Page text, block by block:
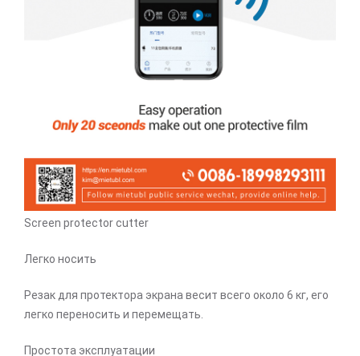
Screen protector cutter
Легко носить
Резак для протектора экрана весит всего около 6 кг, его
легко переносить и перемещать.
Простота эксплуатации